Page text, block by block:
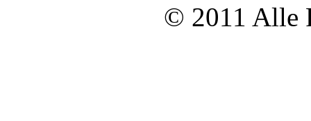
© 2011 Alle